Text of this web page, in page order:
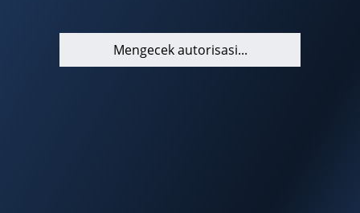
Mengecek autorisasi...